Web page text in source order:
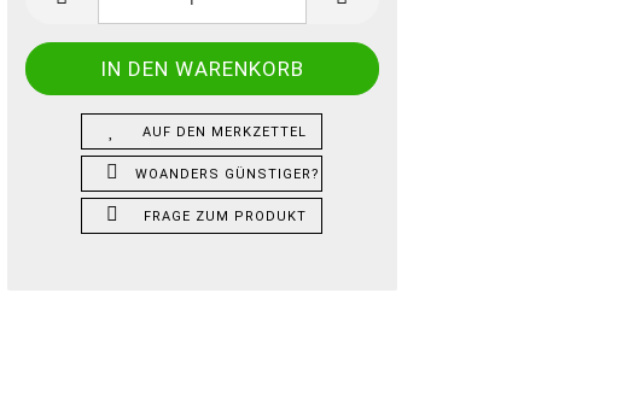
AUF DEN MERKZETTEL
WOANDERS GÜNSTIGER?
FRAGE ZUM PRODUKT